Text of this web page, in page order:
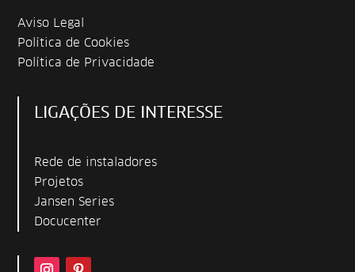
Aviso Legal
Política de Cookies
Política de Privacidade
LIGAÇÕES DE INTERESSE
Rede de instaladores
Projetos
Jansen Series
Docucenter